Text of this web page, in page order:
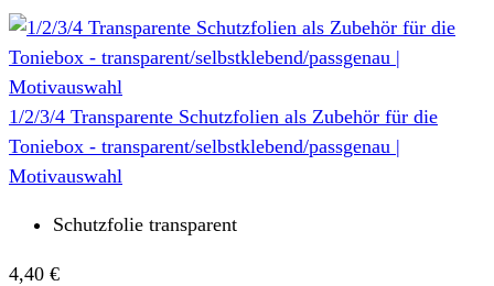
1/2/3/4 Transparente Schutzfolien als Zubehör für die
Toniebox - transparent/selbstklebend/passgenau |
Motivauswahl
Schutzfolie transparent
4,40 €